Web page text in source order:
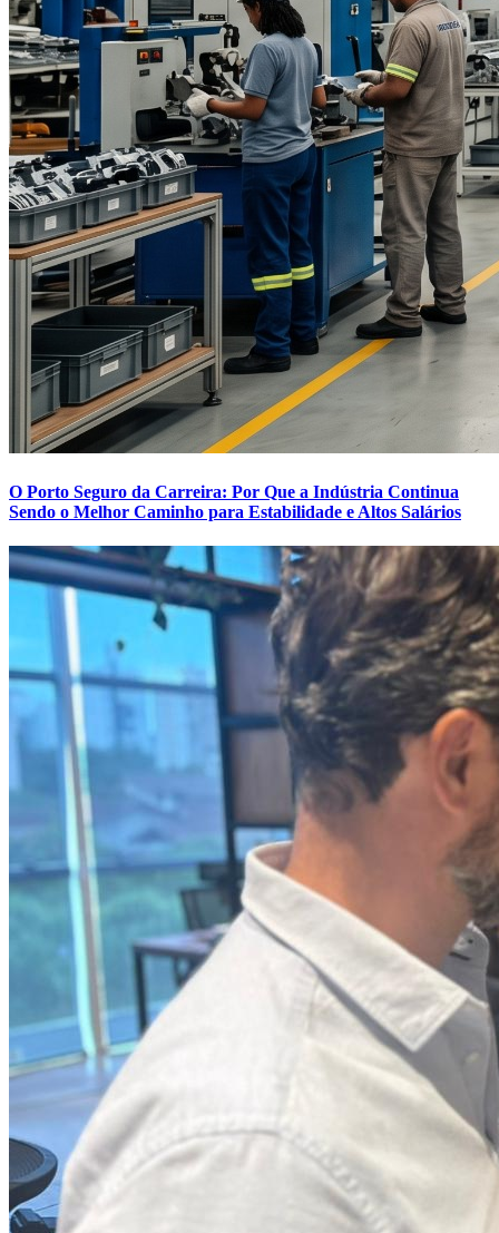
O Porto Seguro da Carreira: Por Que a Indústria Continua
Sendo o Melhor Caminho para Estabilidade e Altos Salários